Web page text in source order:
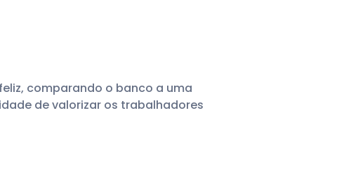
comparando o banco a uma
de valorizar os trabalhadores